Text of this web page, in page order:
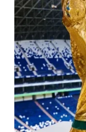
WAHANA
ADVOKAT
WAHANA
INFRASTRUKTUR
WAHANA
KONSUMEN